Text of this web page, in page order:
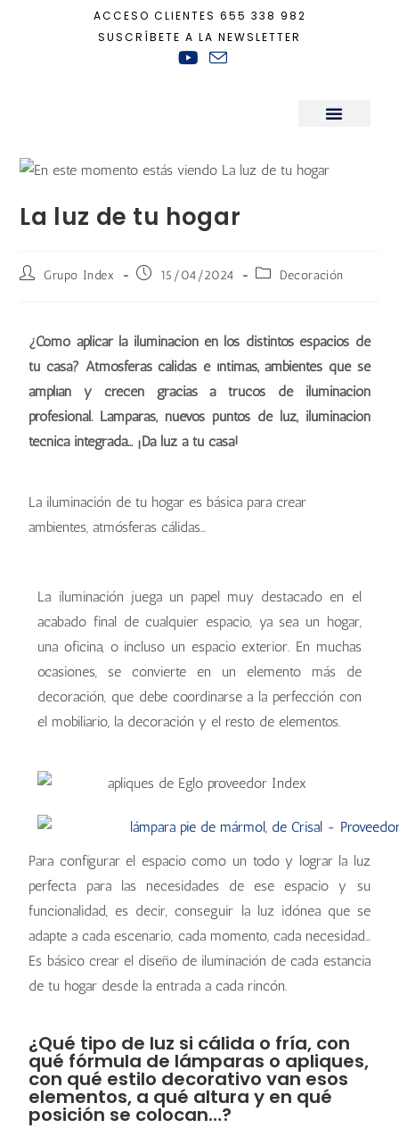
ACCESO CLIENTES 655 338 982
SUSCRÍBETE A LA NEWSLETTER
La luz de tu hogar
Grupo Index 15/04/2024 Decoración
¿Cómo aplicar la iluminación en los distintos espacios de
tu casa? Atmósferas cálidas e íntimas, ambientes que se
amplían y crecen gracias a trucos de iluminación
profesional. Lámparas, nuevos puntos de luz, iluminación
técnica integrada… ¡Da luz a tu casa!
La iluminación de tu hogar es básica para crear
ambientes, atmósferas cálidas…
La iluminación juega un papel muy destacado en el
acabado final de cualquier espacio, ya sea un hogar,
una oficina, o incluso un espacio exterior. En muchas
ocasiones, se convierte en un elemento más de
decoración, que debe coordinarse a la perfección con
el mobiliario, la decoración y el resto de elementos.
Para configurar el espacio como un todo y lograr la luz
perfecta para las necesidades de ese espacio y su
funcionalidad, es decir, conseguir la luz idónea que se
adapte a cada escenario, cada momento, cada necesidad…
Es básico crear el diseño de iluminación de cada estancia
de tu hogar desde la entrada a cada rincón.
¿Qué tipo de luz si cálida o fría, con
qué fórmula de lámparas o apliques,
con qué estilo decorativo van esos
elementos, a qué altura y en qué
posición se colocan…?